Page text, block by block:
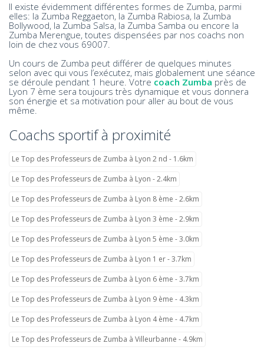
Il existe évidemment différentes formes de Zumba, parmi
elles: la Zumba Reggaeton, la Zumba Rabiosa, la Zumba
Bollywood, la Zumba Salsa, la Zumba Samba ou encore la
Zumba Merengue, toutes dispensées par nos coachs non
loin de chez vous 69007.
Un cours de Zumba peut différer de quelques minutes
selon avec qui vous l’exécutez, mais globalement une séance
se déroule pendant 1 heure. Votre coach Zumba près de
Lyon 7 ème sera toujours très dynamique et vous donnera
son énergie et sa motivation pour aller au bout de vous
même.
Coachs sportif à proximité
Le Top des Professeurs de Zumba à Lyon 2 nd - 1.6km
Le Top des Professeurs de Zumba à Lyon - 2.4km
Le Top des Professeurs de Zumba à Lyon 8 ème - 2.6km
Le Top des Professeurs de Zumba à Lyon 3 ème - 2.9km
Le Top des Professeurs de Zumba à Lyon 5 ème - 3.0km
Le Top des Professeurs de Zumba à Lyon 1 er - 3.7km
Le Top des Professeurs de Zumba à Lyon 6 ème - 3.7km
Le Top des Professeurs de Zumba à Lyon 9 ème - 4.3km
Le Top des Professeurs de Zumba à Lyon 4 ème - 4.7km
Le Top des Professeurs de Zumba à Villeurbanne - 4.9km